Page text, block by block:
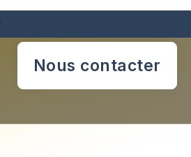
Nous contacter